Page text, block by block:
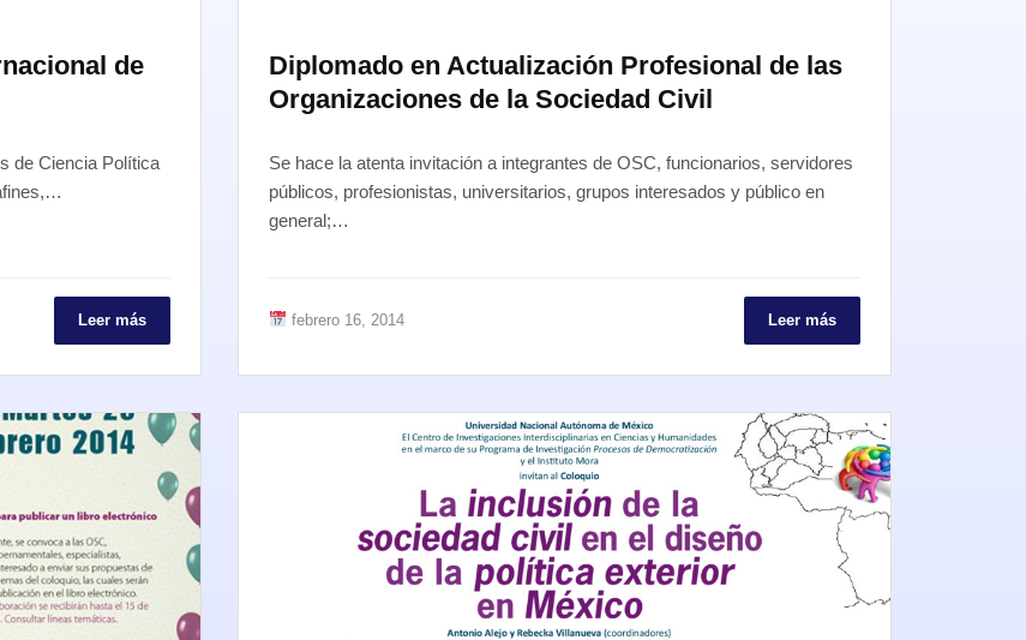
de
de Ciencia Política
Leer más
Diplomado en Actualización Profesional de las
Organizaciones de la Sociedad Civil
Se hace la atenta invitación a integrantes de OSC, funcionarios, servidores
públicos, profesionistas, universitarios, grupos interesados y público en
general;…
febrero 16, 2014 Leer más